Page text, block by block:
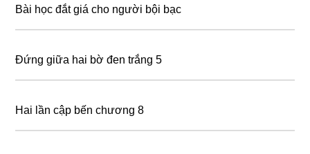
Bài học đắt giá cho người bội bạc
Đứng giữa hai bờ đen trắng 5
Hai lần cập bến chương 8